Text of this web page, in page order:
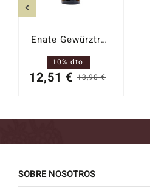
Enate Gewürztraminer 2024
13,90€
original
12,51 €
actual
10% dto.
SOBRE NOSOTROS